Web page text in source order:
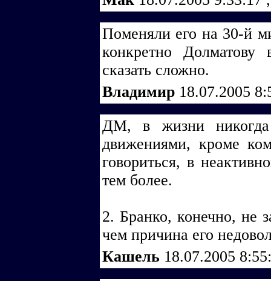
Поменяли его на 30-й
конкретно
сказать сложно.
Владимир 18.07.2005
ДМ, в жизни
движениями, кроме
говориться, в
тем более.
2. Бранко, конечно, не
чем причина его
Кашель 18.07.2005